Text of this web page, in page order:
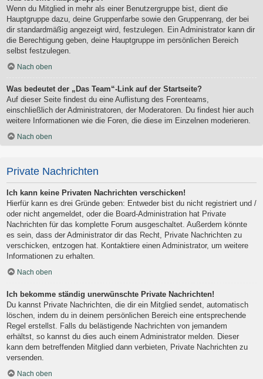
Wenn du Mitglied in mehr als einer Benutzergruppe bist, dient die
Hauptgruppe dazu, deine Gruppenfarbe sowie den Gruppenrang, der bei
dir standardmäßig angezeigt wird, festzulegen. Ein Administrator kann dir
die Berechtigung geben, deine Hauptgruppe im persönlichen Bereich
selbst festzulegen.
Nach oben
Was bedeutet der „Das Team“-Link auf der Startseite?
Auf dieser Seite findest du eine Auflistung des Forenteams,
einschließlich der Administratoren, der Moderatoren. Du findest hier auch
weitere Informationen wie die Foren, die diese im Einzelnen moderieren.
Nach oben
Private Nachrichten
Ich kann keine Privaten Nachrichten verschicken!
Hierfür kann es drei Gründe geben: Entweder bist du nicht registriert und /
oder nicht angemeldet, oder die Board-Administration hat Private
Nachrichten für das komplette Forum ausgeschaltet. Außerdem könnte
es sein, dass der Administrator dir das Recht, Private Nachrichten zu
verschicken, entzogen hat. Kontaktiere einen Administrator, um weitere
Informationen zu erhalten.
Nach oben
Ich bekomme ständig unerwünschte Private Nachrichten!
Du kannst Private Nachrichten, die dir ein Mitglied sendet, automatisch
löschen, indem du in deinem persönlichen Bereich eine entsprechende
Regel erstellst. Falls du belästigende Nachrichten von jemandem
erhältst, so kannst du dies auch einem Administrator melden. Dieser
kann dem betreffenden Mitglied dann verbieten, Private Nachrichten zu
versenden.
Nach oben